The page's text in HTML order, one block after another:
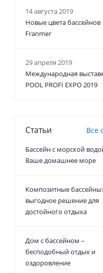
14 августа 2019
Новые цвета бассейнов
Franmer
29 апреля 2019
Международная
POOL PROFI EXPO 2019
Статьи Все
Бассейн с морской
Ваше домашнее море
Композитные бассейны:
выгодное решение для
достойного отдыха
Дом с бассейном –
бесподобный отдых и
оздоровление